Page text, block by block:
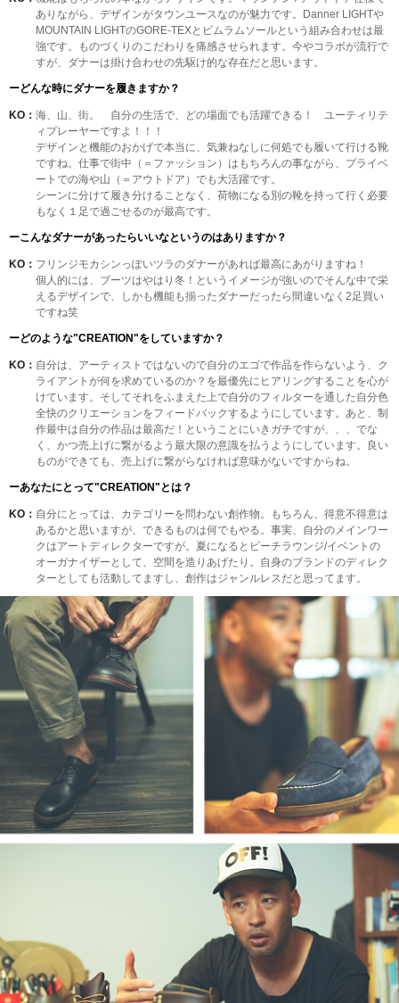
ありながら、デザインがタウンユースなのが魅力です。Danner LIGHTや
MOUNTAIN LIGHTのGORE-TEXとビムラムソールという組み合わせは最
強です。ものづくりのこだわりを痛感させられます。今やコラボが流行で
すが、ダナーは掛け合わせの先駆け的な存在だと思います。
ーどんな時にダナーを履きますか？
KO： 海、山、街。 自分の生活で、どの場面でも活躍できる！ ユーティリテ
ィプレーヤーですよ！！！
デザインと機能のおかげで本当に、気兼ねなしに何処でも履いて行ける靴
ですね。仕事で街中（＝ファッション）はもちろんの事ながら、プライベ
ートでの海や山（＝アウトドア）でも大活躍です。
シーンに分けて履き分けることなく、荷物になる別の靴を持って行く必要
もなく１足で過ごせるのが最高です。
ーこんなダナーがあったらいいなというのはありますか？
KO： フリンジモカシンっぽいツラのダナーがあれば最高にあがりますね！
個人的には、ブーツはやはり冬！というイメージが強いのでそんな中で栄
えるデザインで、しかも機能も揃ったダナーだったら間違いなく2足買い
ですね笑
ーどのような"CREATION"をしていますか？
KO： 自分は、アーティストではないので自分のエゴで作品を作らないよう、ク
ライアントが何を求めているのか？を最優先にヒアリングすることを心が
けています。そしてそれをふまえた上で自分のフィルターを通した自分色
全快のクリエーションをフィードバックするようにしています。あと、制
作最中は自分の作品は最高だ！ということにいきガチですが、、、でな
く、かつ売上げに繋がるよう最大限の意識を払うようにしています。良い
ものができても、売上げに繋がらなければ意味がないですからね。
ーあなたにとって"CREATION"とは？
KO： 自分にとっては、カテゴリーを問わない創作物。もちろん、得意不得意は
あるかと思いますが、できるものは何でもやる。事実、自分のメインワー
クはアートディレクターですが。夏になるとビーチラウンジ/イベントの
オーガナイザーとして、空間を造りあげたり。自身のブランドのディレク
ターとしても活動してますし、創作はジャンルレスだと思ってます。